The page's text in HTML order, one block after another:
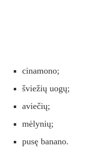
cinamono;
šviežių uogų;
aviečių;
mėlynių;
pusę banano.